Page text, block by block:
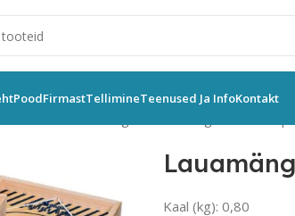
PoodFirmastTellimineTeenused Ja InfoKontakt
Kaal (kg): 0,80